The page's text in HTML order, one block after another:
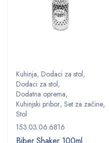
Kuhinja, Dodaci za stol,
Dodaci za stol,
Dodatna oprema,
Kuhinjski pribor, Set za začine,
Stol
153.03.06.6816
Biber Shaker 100ml